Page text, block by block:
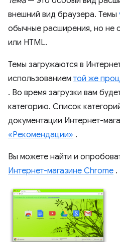
внешний вид браузера. Темы
обычные расширения, но не
или HTML.
Темы загружаются в
использованием той же
. Во время загрузки вам
категорию. Список
документации Интернет-
«Рекомендации» .
Вы можете найти и
Интернет-магазине Chrome .